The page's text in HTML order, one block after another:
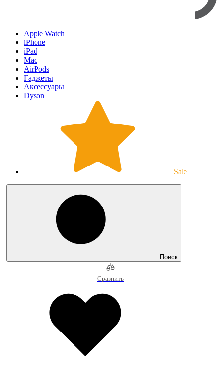
Apple Watch
iPhone
iPad
Mac
AirPods
Гаджеты
Аксессуары
Dyson
Sale
Поиск
Сравнить